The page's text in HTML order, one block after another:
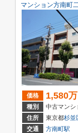
マンション方南町
価格 1,580
種別
中古マンシ
住所
東京都杉並
交通
方南町駅